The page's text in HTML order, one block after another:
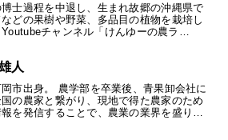
士過程を中退し、生まれ故郷の沖縄県で
どの果樹や野菜、多品目の植物を栽培し
チャンネル「けんゆーの農ラ…
人
市出身。 農学部を卒業後、青果卸会社に
の農家と繋がり、現地で得た農家のため
報を発信することで、農業の業界を盛り…